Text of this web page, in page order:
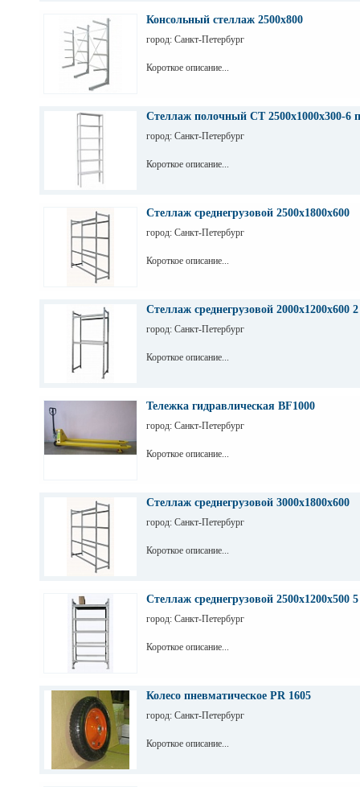
Консольный стеллаж 2500х800
город: Санкт-Петербург
Короткое описание...
Стеллаж полочный СТ 2500х1000х300-6
город: Санкт-Петербург
Короткое описание...
Стеллаж среднегрузовой 2500х1800х600
город: Санкт-Петербург
Короткое описание...
Стеллаж среднегрузовой 2000х1200х600
город: Санкт-Петербург
Короткое описание...
Тележка гидравлическая BF1000
город: Санкт-Петербург
Короткое описание...
Стеллаж среднегрузовой 3000х1800х600
город: Санкт-Петербург
Короткое описание...
Стеллаж среднегрузовой 2500х1200х500
город: Санкт-Петербург
Короткое описание...
Колесо пневматическое PR 1605
город: Санкт-Петербург
Короткое описание...